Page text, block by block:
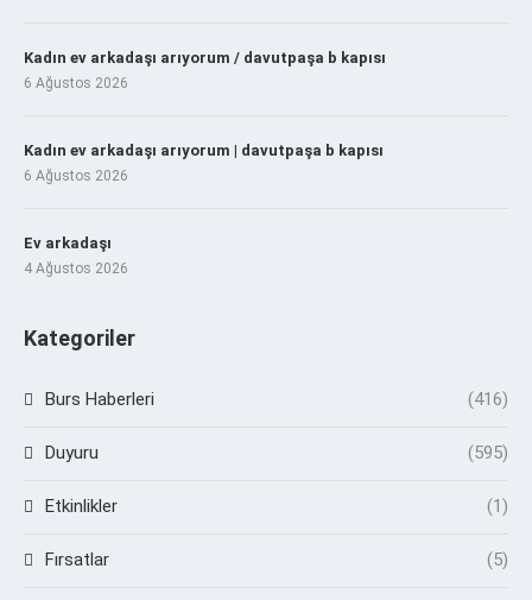
Kadın ev arkadaşı arıyorum / davutpaşa b kapısı
6 Ağustos 2026
Kadın ev arkadaşı arıyorum | davutpaşa b kapısı
6 Ağustos 2026
Ev arkadaşı
4 Ağustos 2026
Kategoriler
Burs Haberleri (416)
Duyuru (595)
Etkinlikler (1)
Fırsatlar (5)